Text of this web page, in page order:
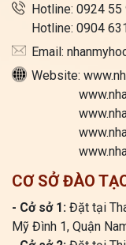
Hotline: 0924 55
Hotline: 0904
Email:
Website:
CƠ SỞ ĐÀO
- Cở sở 1: Đặt tại
Mỹ Đình 1, Quận